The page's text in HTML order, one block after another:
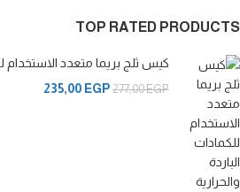
TOP RATED PRODUCTS
كيس ثلج بريما متعدد الاستخدام
277,00EGP
235,00 EGP